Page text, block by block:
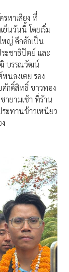
หาเสียง ที่
นวันนี้ โดยเริ่ม
หญ่ คึกคักเป็น
ะชาธิปัตย์ และ
บรรณวัฒน์
นองเตย รอง
กดิ์สิทธิ์ ขาวทอง
ายามเช้า ที่ร้าน
ะทานข้าวเหนียว